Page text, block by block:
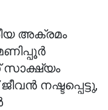
അക്രമം
സാക്ഷ്യം
നഷ്ടപ്പെട്ടു,